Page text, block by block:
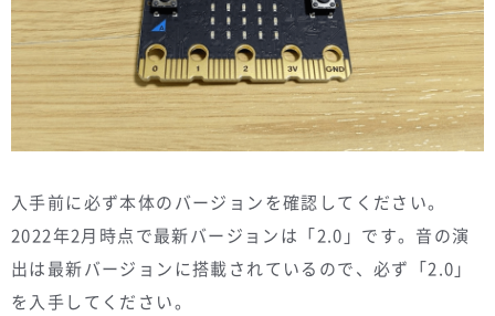
入手前に必ず本体のバージョンを確認してください。
2022年2月時点で最新バージョンは「2.0」です。音の演
出は最新バージョンに搭載されているので、必ず「2.0」
を入手してください。